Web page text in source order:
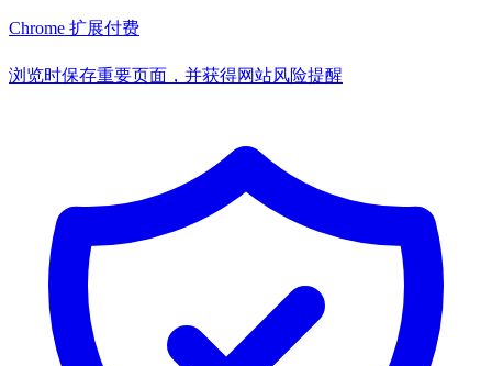
Chrome 扩展付费
浏览时保存重要页面，并获得网站风险提醒